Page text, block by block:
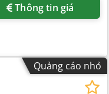
Thông tin giá
Quảng cáo nhỏ